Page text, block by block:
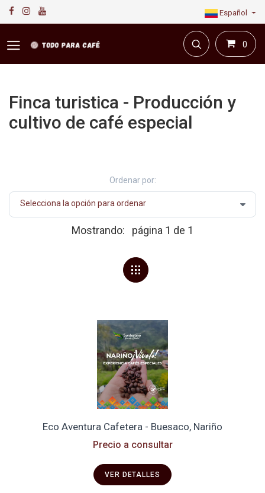
Español
0
Finca turistica - Producción y
cultivo de café especial
Ordenar por:
Mostrando: página 1 de 1
Eco Aventura Cafetera - Buesaco, Nariño
Precio a consultar
VER DETALLES